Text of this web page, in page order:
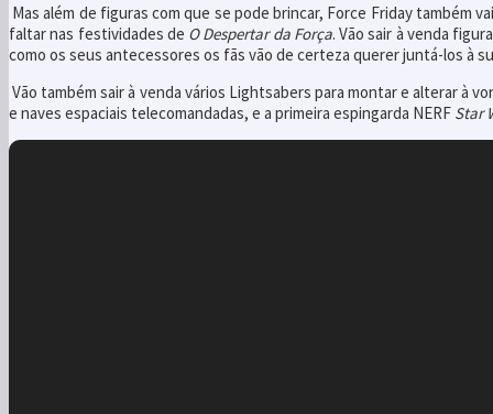
Mas além de figuras com que se pode brincar, Force Friday também
faltar nas festividades de O Despertar da Força. Vão sair à venda
como os seus antecessores os fãs vão de certeza querer juntá-los à
Vão também sair à venda vários Lightsabers para montar e alterar à
e naves espaciais telecomandadas, e a primeira espingarda NERF Star